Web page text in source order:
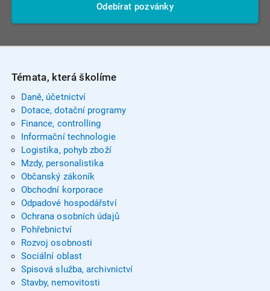
Odebírat pozvánky
Témata, která školíme
Daně, účetnictví
Dotace, dotační programy
Finance, controlling
Informační technologie
Logistika, pohyb zboží
Mzdy, personalistika
Občanský zákoník
Obchodní korporace
Odpadové hospodářství
Ochrana osobních údajů
Pohřebnictví
Rozvoj osobnosti
Sociální oblast
Spisová služba, archivnictví
Stavby, nemovitosti